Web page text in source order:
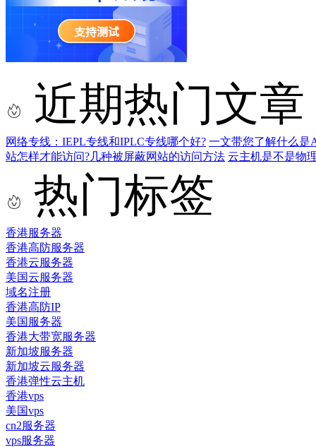
近期热门文章
网络专线：IEPL专线和IPLC专线哪个好? 一文带您了解什么是
站怎样才能访问?几种被屏蔽网站的访问方法 云主机是不是物
热门标签
香港服务器
香港高防服务器
香港云服务器
美国云服务器
域名注册
香港高防IP
美国服务器
香港大带宽服务器
新加坡服务器
新加坡云服务器
香港弹性云主机
香港vps
美国vps
cn2服务器
vps服务器